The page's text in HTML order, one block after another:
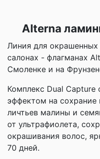
Alterna
Линия для окрашенных
салонах - флагманах
Смоленке и на
Комплекс Dual
эффектом на сохрание
личтьев малины и
от ультрафиолета,
окрашивания волос,
70 дней.